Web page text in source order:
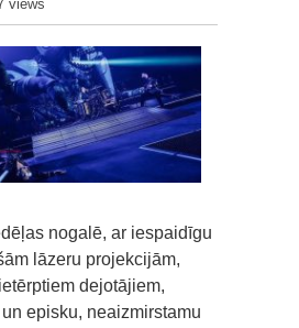
views
nogalē, ar iespaidīgu
lāzeru projekcijām,
dejotājiem,
episku, neaizmirstamu